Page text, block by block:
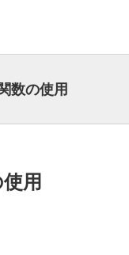
数の使用
用